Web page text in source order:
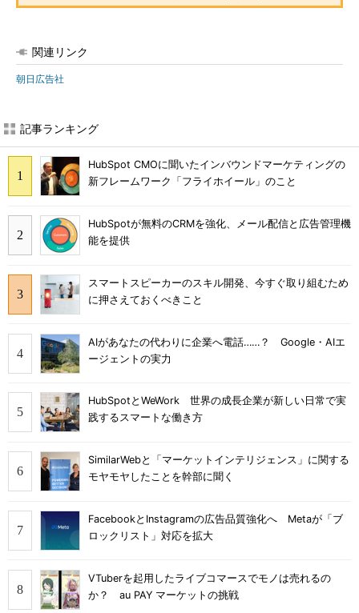
関連リンク
朝日広告社
記事ランキング
HubSpot CMOに聞いたインバウンドマーケティングの
新フレームワーク「フライホイール」のこと
HubSpotが無料のCRMを強化、メール配信と広告管理機
能を提供
スマートスピーカーのスキル開発、今すぐ取り組むため
に押さえておくべきこと
AIがあなたの代わりに企業へ電話……？ Google・AIエ
ージェントの実力
HubSpotとWeWork 世界の成長企業が新しい日常で実
践するスマートな働き方
SimilarWebと「マーケットインテリジェンス」に関する
モヤモヤしたことを幹部に聞く
FacebookとInstagramの広告品質強化へ Metaが「ブ
ロックリスト」対応を拡大
VTuberを起用したライブコマースでモノは売れるの
か？ au PAY マーケットの挑戦